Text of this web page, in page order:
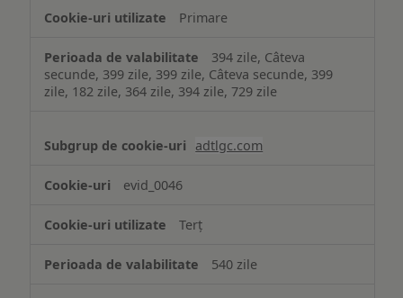
Primare
394 zile, Câteva
secunde, 399 zile, 399 zile, Câteva secunde, 399
zile, 182 zile, 364 zile, 394 zile, 729 zile
adtlgc.com
evid_0046
Terț
540 zile